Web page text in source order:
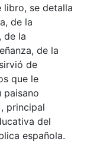
libro, se detalla
de la
de la
de la
de
que le
paisano
principal
del
española.